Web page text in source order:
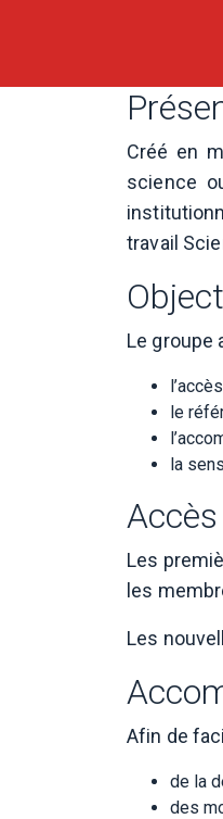
Créé en
science
travail
Le groupe
le
la
Les
les
Les
Afin de
de la
des